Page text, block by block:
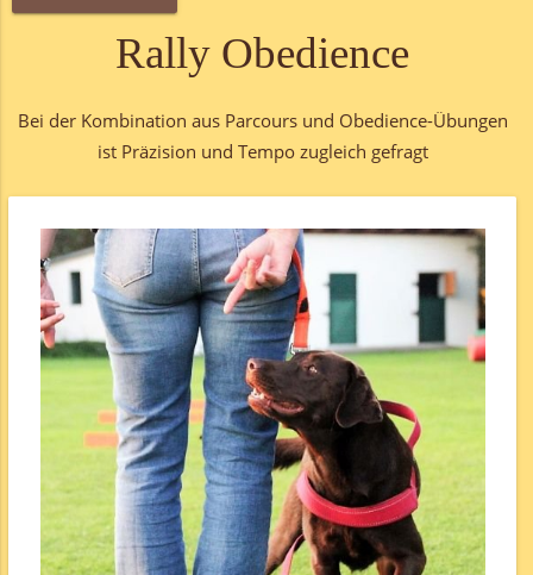
Rally Obedience
Bei der Kombination aus Parcours und Obedience-Übungen
ist Präzision und Tempo zugleich gefragt